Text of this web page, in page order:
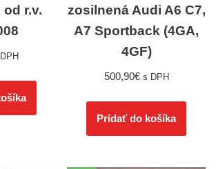
od r.v.
zosilnená Audi A6 C7,
A7 Sportback (4GA,
4GF)
500,90€ s DPH
Pridať do košíka